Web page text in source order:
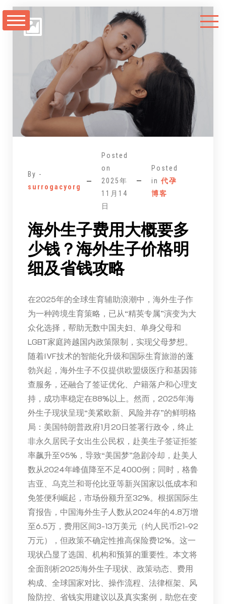
至
By -
surrogacyorg
Posted
on
2025年
11月14
日
Posted
in代孕
博客
海外生子费用大概要多
少钱？海外生子价格明
细及省钱攻略
在2025年的全球生育辅助浪潮中，海外生子作
为一种跨境生育策略，已从“精英专属”演变为大
众化选择，帮助无数中国夫妇、单身父母和
LGBT家庭跨越国内政策限制，实现父母梦想。
随着IVF技术的智能化升级和国际生育旅游的蓬
勃兴起，海外生子不仅提供欧盟级医疗和基因筛
查服务，还融合了签证优化、户籍落户和心理支
持，成功率稳定在88%以上。然而，2025年海
外生子现状呈现“美紧欧新、风险并存”的鲜明格
局：美国特朗普政府1月20日签署行政令，终止
非永久居民子女出生公民权，赴美生子签证拒签
率飙升至95%，导致“美国梦”急剧冷却，赴美人
数从2024年峰值降至不足4000例；同时，格鲁
吉亚、乌克兰和哥伦比亚等新兴国家以低成本和
免签便利崛起，市场份额升至32%。根据国际生
育报告，中国海外生子人数从2024年的4.8万增
至6.5万，费用区间3-13万美元（约人民币21-92
万元），但政策不确定性推高保险费12%。这一
现状凸显了选国、机构和预算的重要性。本文将
全面剖析2025海外生子现状、政策动态、费用
构成、全球国家对比、操作流程、法律框架、风
险防控、省钱实用建议以及真实案例，助您在变